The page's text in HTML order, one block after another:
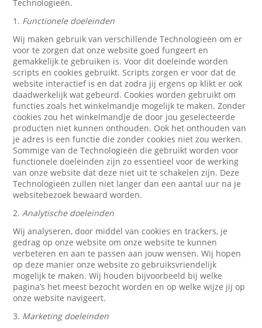
Technologieën.
1. Functionele doeleinden
Wij maken gebruik van verschillende Technologieën om er
voor te zorgen dat onze website goed fungeert en
gemakkelijk te gebruiken is. Voor dit doeleinde worden
scripts en cookies gebruikt. Scripts zorgen er voor dat de
website interactief is en dat zodra jij ergens op klikt er ook
daadwerkelijk wat gebeurd. Cookies worden gebruikt om
functies zoals het winkelmandje mogelijk te maken. Zonder
cookies zou het winkelmandje de door jou geselecteerde
producten niet kunnen onthouden. Ook het onthouden van
je adres is een functie die zonder cookies niet zou werken.
Sommige van de Technologieën die gebruikt worden voor
functionele doeleinden zijn zo essentieel voor de werking
van onze website dat deze niet uit te schakelen zijn. Deze
Technologieën zullen niet langer dan een aantal uur na je
websitebezoek bewaard worden.
2.Analytische doeleinden
Wij analyseren, door middel van cookies en trackers, je
gedrag op onze website om onze website te kunnen
verbeteren en aan te passen aan jouw wensen. Wij hopen
op deze manier onze website zo gebruiksvriendelijk
mogelijk te maken. Wij houden bijvoorbeeld bij welke
pagina’s het meest bezocht worden en op welke wijze jij op
onze website navigeert.
3. Marketing doeleinden